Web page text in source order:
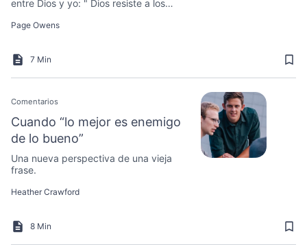
entre Dios y yo: " Dios resiste a los
Page Owens
7 Min
Comentarios
Cuando “lo mejor es enemigo
de lo bueno”
Una nueva perspectiva de una vieja
frase.
Heather Crawford
8 Min